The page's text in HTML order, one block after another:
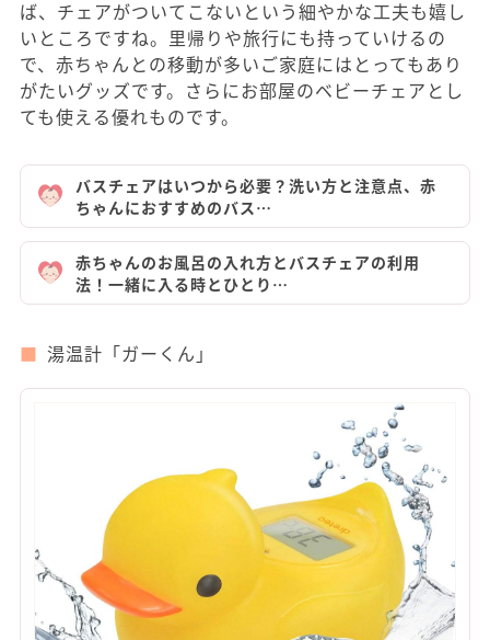
ば、チェアがついてこないという細やかな工夫も嬉し
いところですね。里帰りや旅行にも持っていけるの
で、赤ちゃんとの移動が多いご家庭にはとってもあり
がたいグッズです。さらにお部屋のベビーチェアとし
ても使える優れものです。
バスチェアはいつから必要？洗い方と注意点、赤
ちゃんにおすすめのバス…
赤ちゃんのお風呂の入れ方とバスチェアの利用
法！一緒に入る時とひとり…
湯温計「ガーくん」